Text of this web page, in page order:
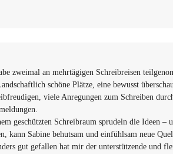
zweimal an mehrtägigen Schreibreisen
schöne Plätze, eine bewusst
viele Anregungen zum Schreiben
geschützten Schreibraum sprudeln die Ideen –
kann Sabine behutsam und einfühlsam neue
gut gefallen hat mir der unterstützende und